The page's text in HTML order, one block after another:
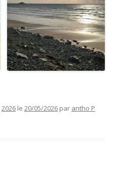
2026 le 20/05/2026 par antho P